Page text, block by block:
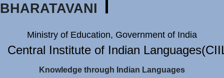
BHARATAVANI
Ministry of Education, Government of India
Central Institute of Indian
Knowledge through Indian Languages